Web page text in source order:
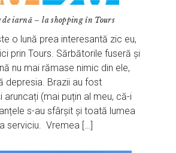
de iarnă – la shopping în Tours
o lună prea interesantă zic eu,
prin Tours. Sărbătorile fuseră și
nu mai rămase nimic din ele,
depresia. Brazii au fost
aruncați (mai puțin al meu, că-i
s-au sfârșit și toată lumea
serviciu. Vremea […]